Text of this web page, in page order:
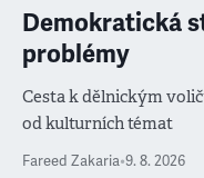
Demokratická
problémy
Cesta k dělnickým
od kulturních témat
Fareed Zakaria•9. 8. 2026